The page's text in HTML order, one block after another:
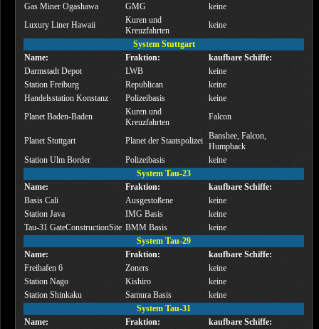
Gas Miner Ogashawa
GMG
keine
Luxury Liner Hawaii
Kuren und
Kreuzfahrten
keine
System Stuttgart
Name:
Fraktion:
kaufbare Schiffe:
Darmstadt Depot
LWB
keine
Station Freiburg
Republican
keine
Handelsstation Konstanz
Polizeibasis
keine
Planet Baden-Baden
Kuren und
Kreuzfahrten
Falcon
Planet Stuttgart Planet der Staatspolizei Banshee, Falcon,
Humpback
Station Ulm Border
Polizeibasis
keine
System Tau-23
Name:
Fraktion:
kaufbare Schiffe:
Basis Cali
Ausgestoßene
keine
Station Java
IMG Basis
keine
Tau-31 GateConstructionSite BMM Basis
keine
System Tau-29
Name:
Fraktion:
kaufbare Schiffe:
Freihafen 6
Zoners
keine
Station Nago
Kishiro
keine
Station Shinkaku
Samura Basis
keine
System Tau-31
Name:
Fraktion:
kaufbare Schiffe: